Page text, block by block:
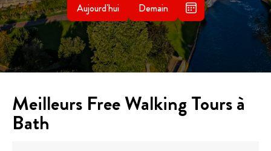
Aujourd'hui Demain
Meilleurs Free Walking Tours à
Bath